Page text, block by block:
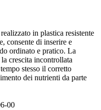
in plastica resistente
consente di inserire e
ordinato e pratico. La
crescita incontrollata
stesso il corretto
dei nutrienti da parte
00